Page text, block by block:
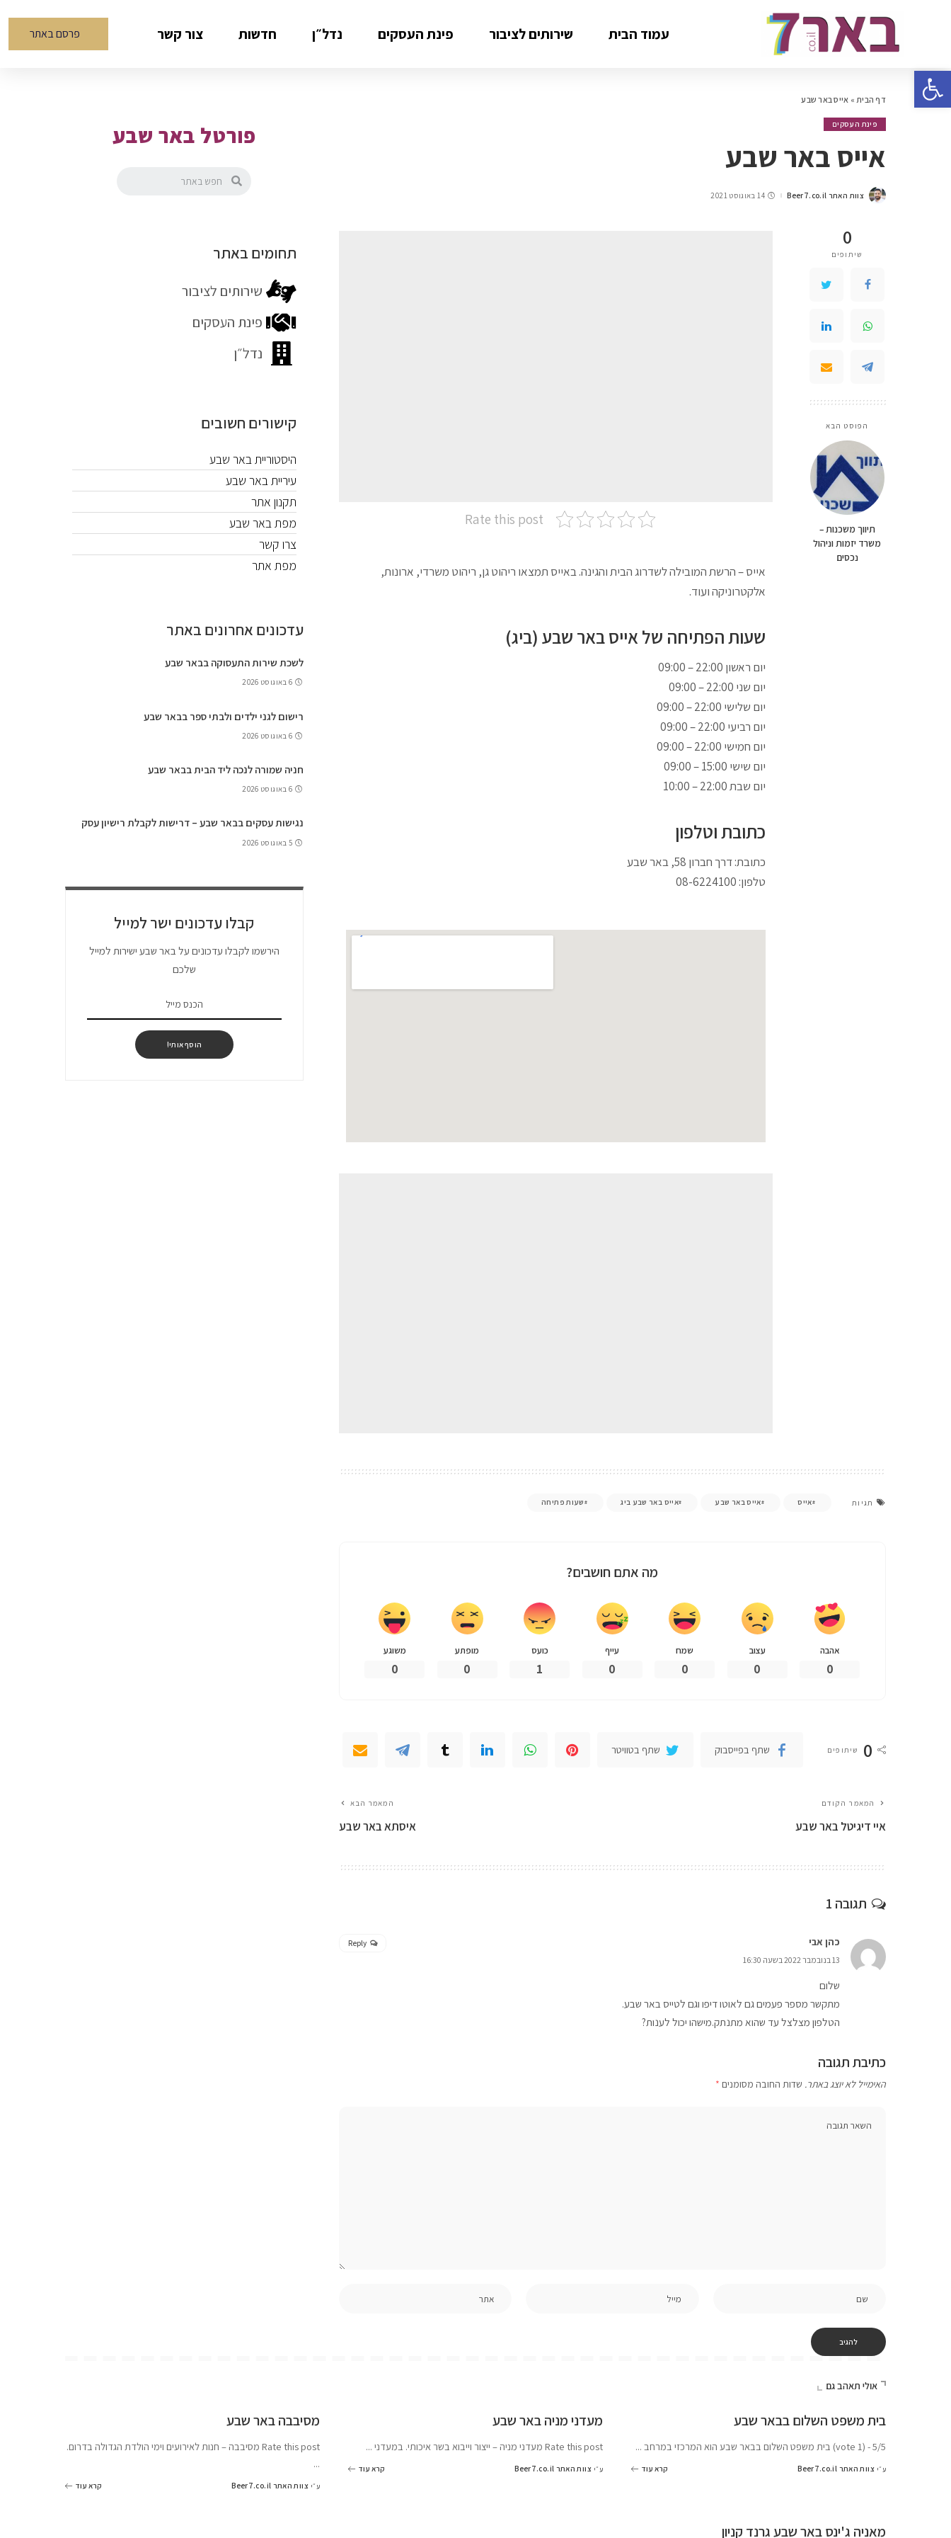
פתח סרגל נגישות
עמוד הבית שירותים לציבור פינת העסקים נדל״ן חדשות צור קשר פרסם באתר
דף הבית» אייס באר שבע
פינת העסקים
אייס באר שבע
צוות האתר Beer7.co.il 14 באוגוסט 2021
0
שיתופים
הפוסט הבא
תיווך משכנות –
משרד יזמות וניהול
נכסים
Rate this post
אייס – הרשת המובילה לשדרוג הבית והגינה. באייס תמצאו ריהוט גן, ריהוט משרדי, ארונות,
אלקטרוניקה ועוד.
שעות הפתיחה של אייס באר שבע (ביג)
09:00 – 22:00 יום ראשון
09:00 – 22:00 יום שני
09:00 – 22:00 יום שלישי
09:00 – 22:00 יום רביעי
09:00 – 22:00 יום חמישי
יום שישי 15:00 – 09:00
יום שבת 22:00 – 10:00
כתובת וטלפון
כתובת: דרך חברון 58, באר שבע
טלפון: 08-6224100
תגיות אייס אייס באר שבע אייס באר שבע ביג שעות פתיחה
מה אתם חושבים?
אהבה
0
עצוב
0
שמח
0
עייף
0
כועס
1
מופתע
0
משוגע
0
0 שיתופים שתף בפייסבוק שתף בטוויטר
המאמר הקודם
איי דיגיטל באר שבע
המאמר הבא
איסתא באר שבע
תגובה 1
כהן אבי
13 בנובמבר 2022 בשעה 16:30
שלום
מתקשר מספר פעמים גם לאוטו דיפו וגם לטייס באר שבע.
הטלפון מצלצל עד שהוא מתנתק.מישהו יכול לענות?
Reply
כתיבת תגובה
האימייל לא יוצג באתר. שדות החובה מסומנים *
פורטל באר שבע
תחומים באתר
שירותים לציבור
פינת העסקים
נדל״ן
קישורים חשובים
היסטוריית באר שבע
עיריית באר שבע
תקנון אתר
מפת באר שבע
צרו קשר
מפת אתר
עדכונים אחרונים באתר
לשכת שירות התעסוקה בבאר שבע
6 באוגוסט 2026
רישום לגני ילדים ולבתי ספר בבאר שבע
6 באוגוסט 2026
חניה שמורה לנכה ליד הבית בבאר שבע
6 באוגוסט 2026
נגישות עסקים בבאר שבע – דרישות לקבלת רישיון עסק
5 באוגוסט 2026
קבלו עדכונים ישר למייל
הירשמו לקבלו עדכונים על באר שבע ישירות למייל
שלכם
הוסף אותי!
אולי תאהב גם
בית משפט השלום בבאר שבע
5/5 - (1 vote) בית משפט השלום בבאר שבע הוא המרכזי במרחב ...
ע״י צוות האתר Beer7.co.il קרא עוד
מעדני מניה באר שבע
Rate this post מעדני מניה – ייצור וייבוא בשר איכותי. במעדני ...
ע״י צוות האתר Beer7.co.il קרא עוד
מסיבבה באר שבע
Rate this post מסיבבה – חנות לאירועים וימי הולדת הגדולה בדרום.
...
ע״י צוות האתר Beer7.co.il קרא עוד
מאניה ג'ינס באר שבע גרנד קניון